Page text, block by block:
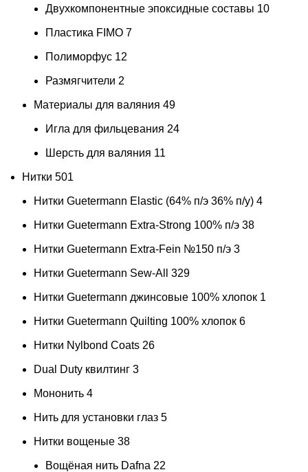
Двухкомпонентные эпоксидные составы 10
Пластика FIMO 7
Полиморфус 12
Размягчители 2
Материалы для валяния 49
Игла для фильцевания 24
Шерсть для валяния 11
Нитки 501
Нитки Guetermann Elastic (64% п/э 36% п/у) 4
Нитки Guetermann Extra-Strong 100% п/э 38
Нитки Guetermann Extra-Fein №150 п/э 3
Нитки Guetermann Sew-All 329
Нитки Guetermann джинсовые 100% хлопок 1
Нитки Guetermann Quilting 100% хлопок 6
Нитки Nylbond Coats 26
Dual Duty квилтинг 3
Мононить 4
Нить для установки глаз 5
Нитки вощеные 38
Вощёная нить Dafna 22